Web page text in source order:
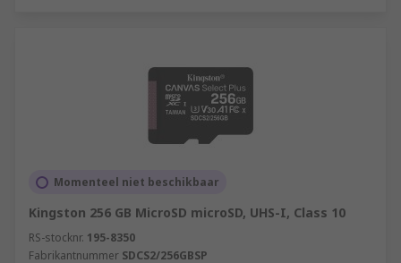
Momenteel niet beschikbaar
Kingston 256 GB MicroSD microSD, UHS-I, Class 10
RS-stocknr. 195-8350
Fabrikantnummer SDCS2/256GBSP